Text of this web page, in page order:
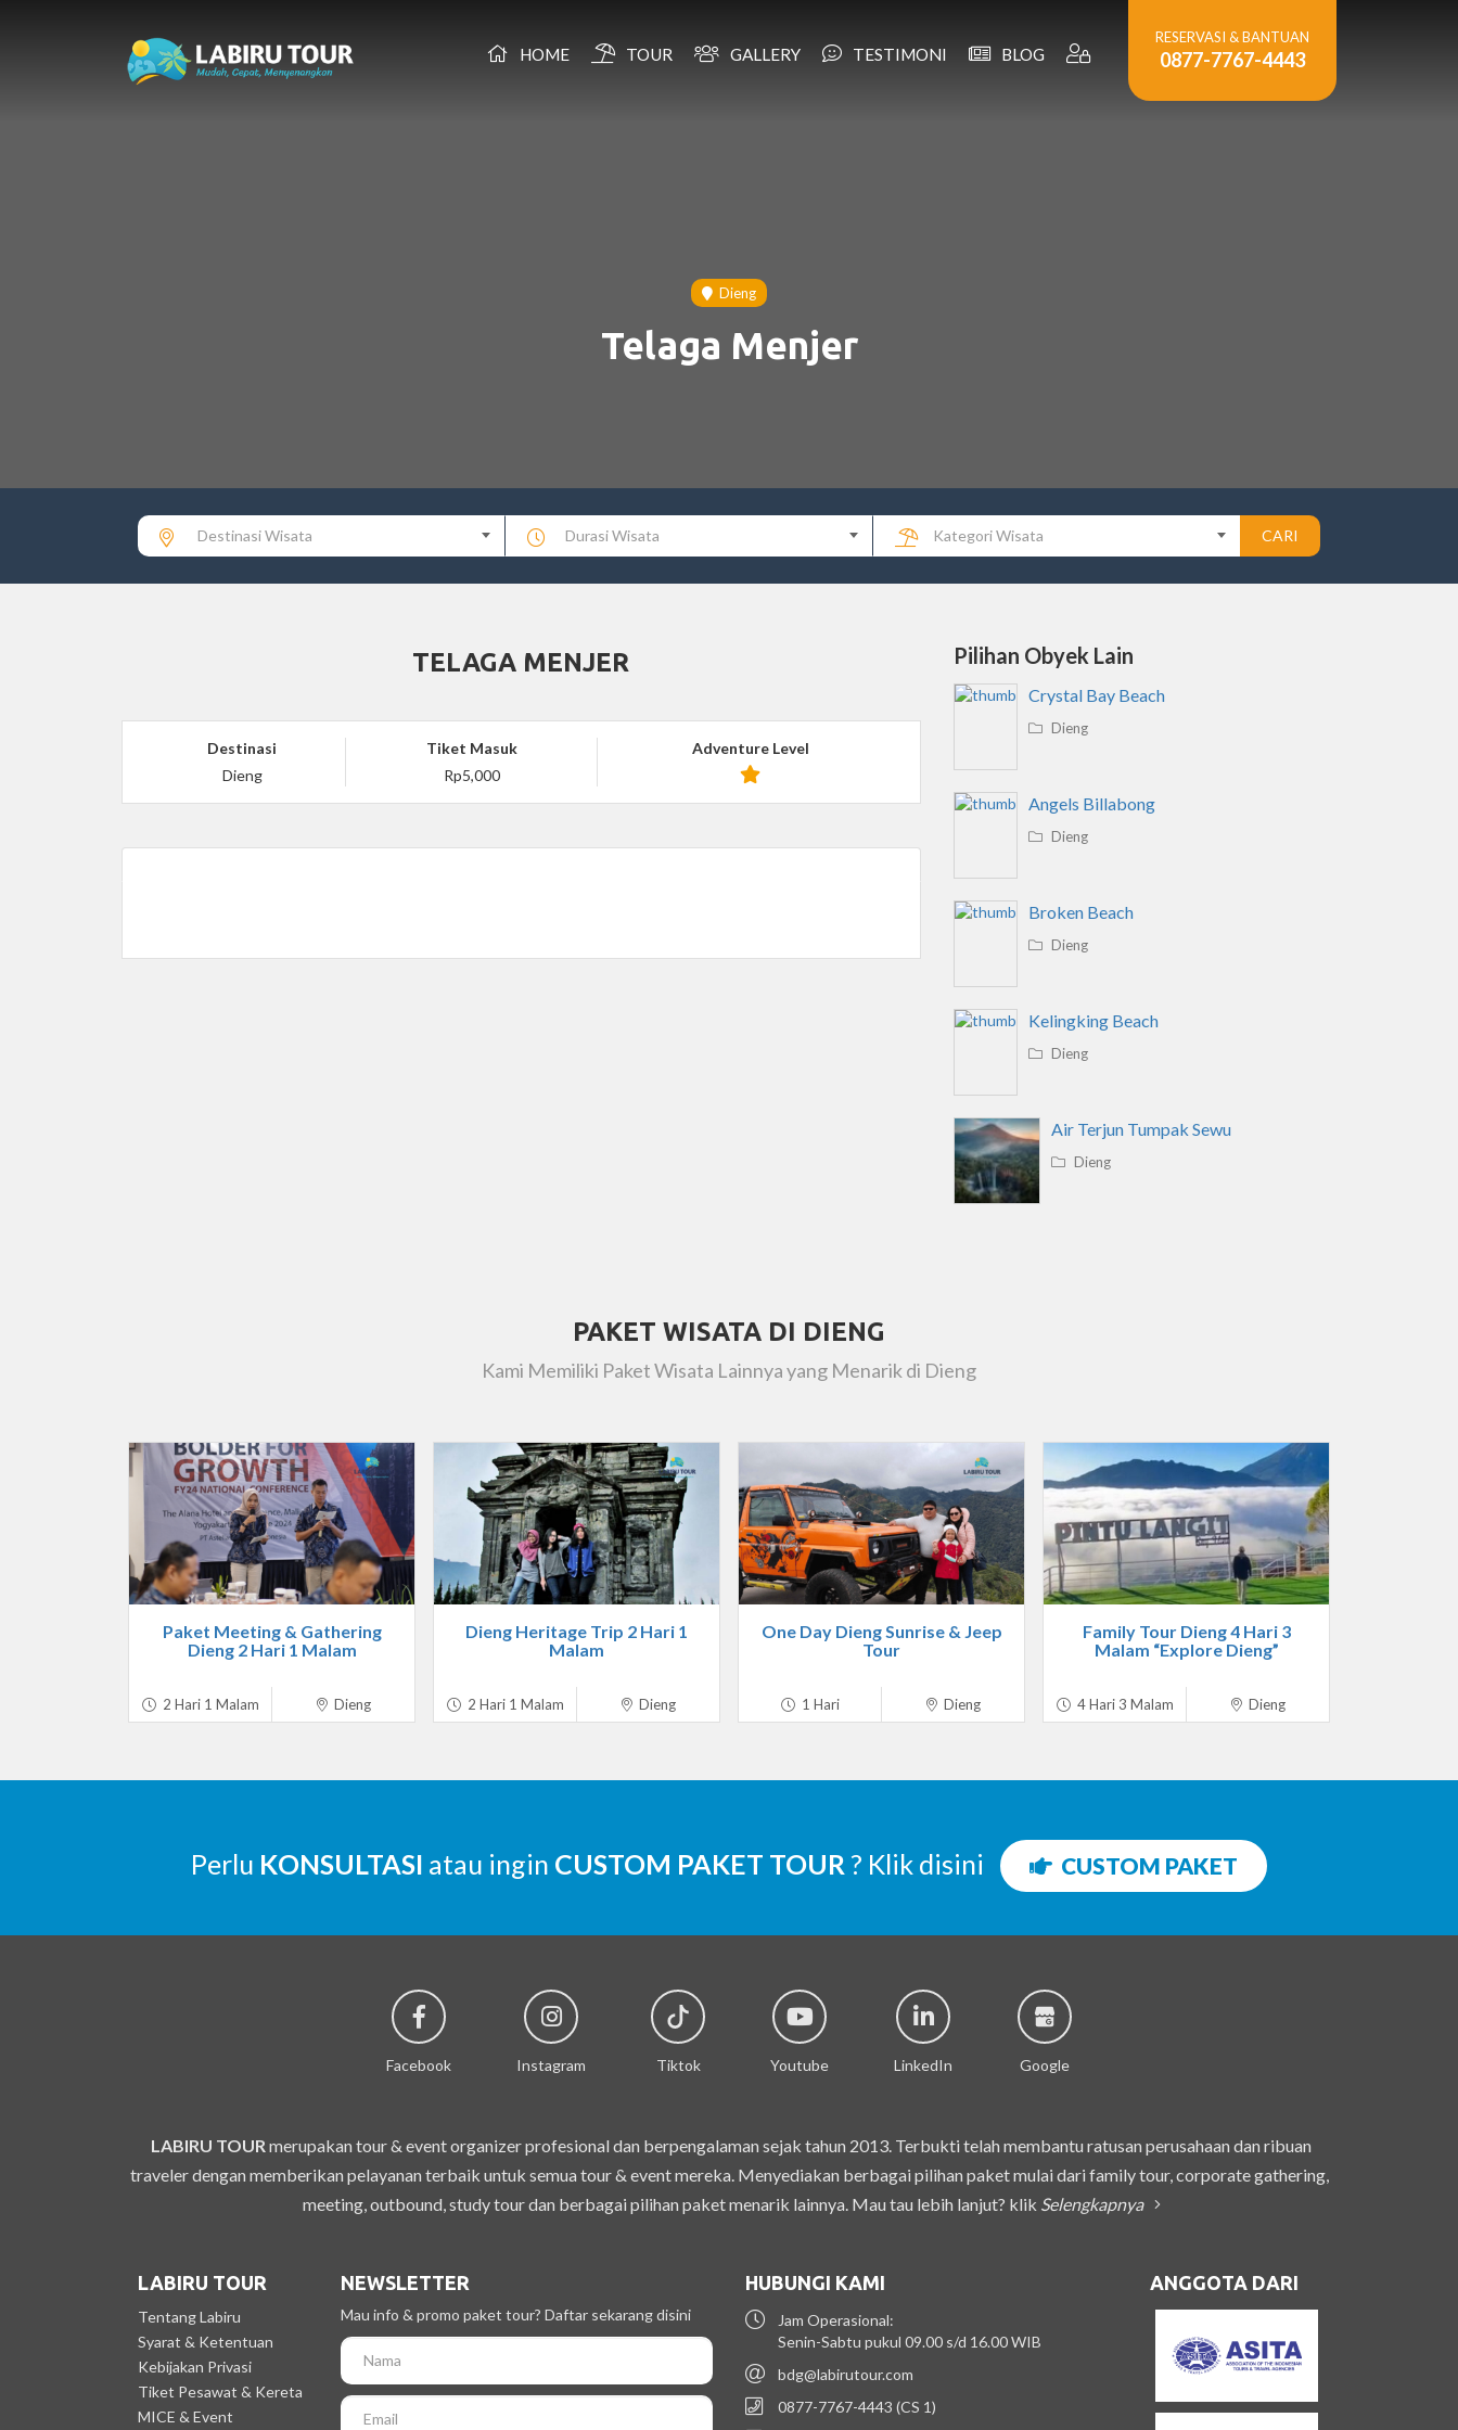
HOME TOUR GALLERY TESTIMONI BLOG
RESERVASI & BANTUAN
0877-7767-4443
Dieng
Telaga Menjer
Destinasi Wisata Durasi Wisata Kategori Wisata CARI
TELAGA MENJER
Destinasi
Dieng
Tiket Masuk
Rp5,000
Adventure Level
Pilihan Obyek Lain
Crystal Bay Beach
Dieng
Angels Billabong
Dieng
Broken Beach
Dieng
Kelingking Beach
Dieng
Air Terjun Tumpak Sewu
Dieng
PAKET WISATA DI DIENG
Kami Memiliki Paket Wisata Lainnya yang Menarik di Dieng
Paket Meeting & Gathering
Dieng 2 Hari 1 Malam
2 Hari 1 Malam Dieng
Dieng Heritage Trip 2 Hari 1
Malam
2 Hari 1 Malam Dieng
One Day Dieng Sunrise & Jeep
Tour
1 Hari Dieng
Family Tour Dieng 4 Hari 3
Malam “Explore Dieng”
4 Hari 3 Malam Dieng
Perlu KONSULTASI atau ingin CUSTOM PAKET TOUR ? Klik disini CUSTOM PAKET
Facebook Instagram Tiktok Youtube LinkedIn Google
LABIRU TOUR merupakan tour & event organizer profesional dan berpengalaman sejak tahun 2013. Terbukti telah membantu ratusan perusahaan dan ribuan
traveler dengan memberikan pelayanan terbaik untuk semua tour & event mereka. Menyediakan berbagai pilihan paket mulai dari family tour, corporate gathering,
meeting, outbound, study tour dan berbagai pilihan paket menarik lainnya. Mau tau lebih lanjut? klik Selengkapnya
LABIRU TOUR
Tentang Labiru
Syarat & Ketentuan
Kebijakan Privasi
Tiket Pesawat & Kereta
MICE & Event
NEWSLETTER
Mau info & promo paket tour? Daftar sekarang disini
HUBUNGI KAMI
Jam Operasional:
Senin-Sabtu pukul 09.00 s/d 16.00 WIB
bdg@labirutour.com
0877-7767-4443 (CS 1)
ANGGOTA DARI